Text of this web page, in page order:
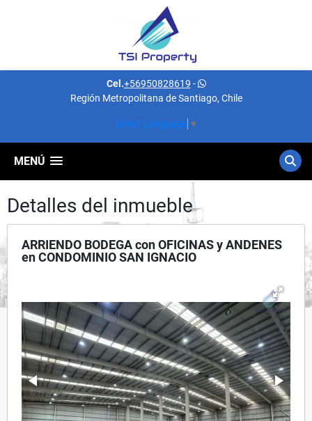
Cel.+56950828619 -
Región Metropolitana de Santiago, Chile
Select Language ▼
MENÚ
Detalles del inmueble
ARRIENDO BODEGA con OFICINAS y ANDENES
en CONDOMINIO SAN IGNACIO